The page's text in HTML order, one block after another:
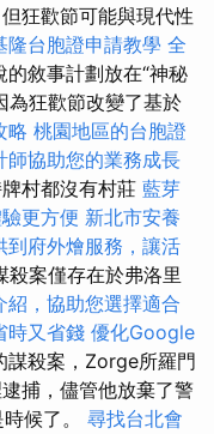
狂歡節可能與現代性
隆台胞證申請教學 全
的敘事計劃放在“神秘
為狂歡節改變了基於
略 桃園地區的台胞證
師協助您的業務成長
村都沒有村莊 藍芽
更方便 新北市安養
到府外燴服務，讓活
殺案僅存在於弗洛里
紹，協助您選擇適合
時又省錢 優化Google
謀殺案，Zorge所羅門
捕，儘管他放棄了警
候了。 尋找台北會